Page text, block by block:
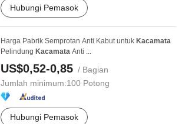
Hubungi Pemasok
Harga Pabrik Semprotan Anti Kabut untuk Kacamata
Pelindung Kacamata Anti ...
US$0,52-0,85 / Bagian
Jumlah minimum:100 Potong
Hubungi Pemasok